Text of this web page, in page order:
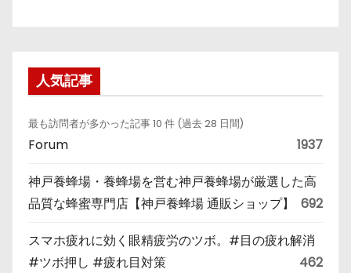
人気記事
最も訪問者が多かった記事 10 件 (過去 28 日間)
Forum 1937
神戸養蜂場・養蜂場を営む神戸養蜂場が厳選した高
品質な蜂蜜専門店【神戸養蜂場 通販ショップ】
692
スマホ疲れに効く眼精疲労のツボ。#目の疲れ解消
#ツボ押し #疲れ目対策
462